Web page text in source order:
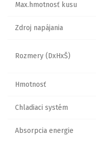
Max.hmotnosť kusu
Zdroj napájania
Rozmery (DxHxŠ)
Hmotnosť
Chladiaci systém
Absorpcia energie